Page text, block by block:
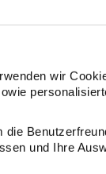
wir
die
und Ihre
Nature Blumen
Paper